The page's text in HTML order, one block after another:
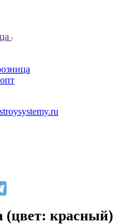
опт
(цвет: красный)